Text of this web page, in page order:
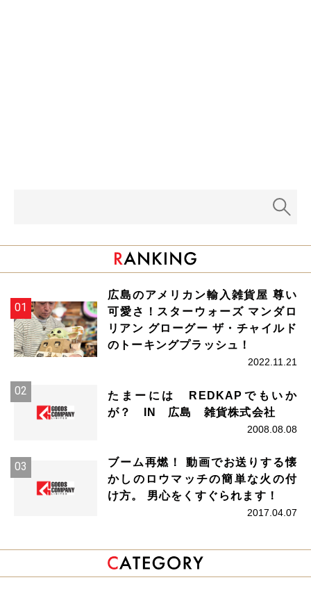
広島のアメリカン輸入雑貨屋 尊い
可愛さ！スターウォーズ マンダロ
リアン グローグー ザ・チャイルド
のトーキングプラッシュ！
2022.11.21
たまーには REDKAPでもいか
が？ IN 広島 雑貨株式会社
2008.08.08
ブーム再燃！ 動画でお送りする懐
かしのロウマッチの簡単な火の付
け方。 男心をくすぐられます！
2017.04.07